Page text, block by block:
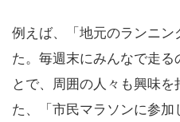
例えば、「地元のランニン
た。毎週末にみんなで走る
とで、周囲の人々も興味を
た、「市民マラソンに参加